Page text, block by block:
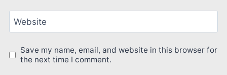
Website
Save my name, email, and website in this browser for
the next time I comment.